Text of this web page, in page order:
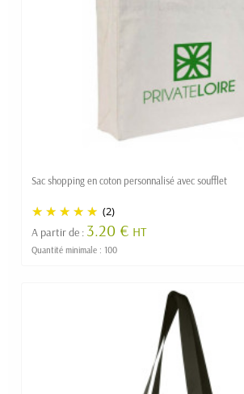
Sac shopping en coton personnalisé avec soufflet
(2)
A partir de : 3.20 € HT
Quantité minimale : 100